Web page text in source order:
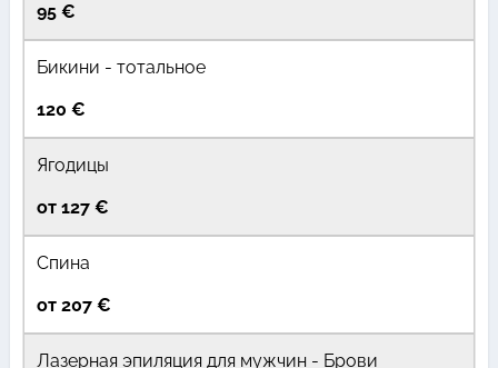
95 €
Бикини - тотальное
120 €
Ягодицы
от 127 €
Спина
от 207 €
Лазерная эпиляция для мужчин - Брови